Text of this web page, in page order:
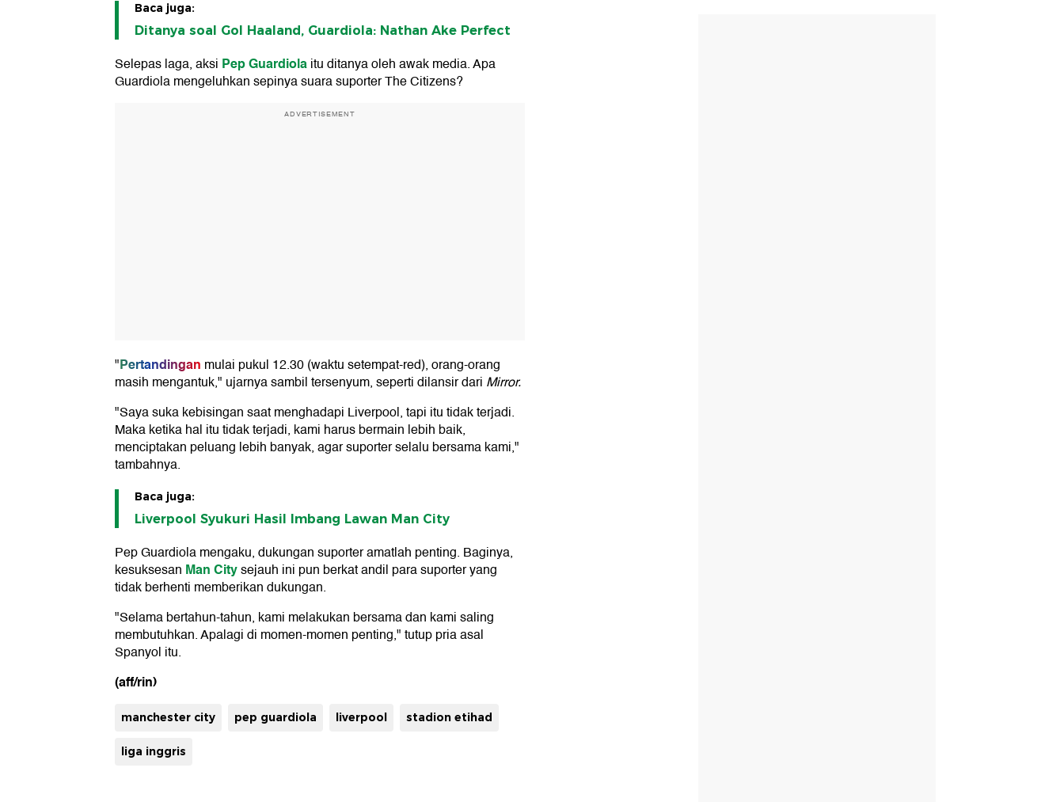
Baca juga:
Ditanya soal Gol Haaland, Guardiola: Nathan Ake Perfect
Selepas laga, aksi Pep Guardiolaitu ditanya oleh awak media. Apa
Guardiola mengeluhkan sepinya suara suporter The Citizens?
ADVERTISEMENT
"Pertandingan mulai pukul 12.30 (waktu setempat-red), orang-orang
masih mengantuk," ujarnya sambil tersenyum, seperti dilansir dari Mirror.
"Saya suka kebisingan saat menghadapi Liverpool, tapi itu tidak terjadi.
Maka ketika hal itu tidak terjadi, kami harus bermain lebih baik,
menciptakan peluang lebih banyak, agar suporter selalu bersama kami,"
tambahnya.
Baca juga:
Liverpool Syukuri Hasil Imbang Lawan Man City
Pep Guardiola mengaku, dukungan suporter amatlah penting. Baginya,
kesuksesan Man Citysejauh ini pun berkat andil para suporter yang
tidak berhenti memberikan dukungan.
"Selama bertahun-tahun, kami melakukan bersama dan kami saling
membutuhkan. Apalagi di momen-momen penting," tutup pria asal
Spanyol itu.
(aff/rin)
manchester city pep guardiola liverpool stadion etihad
liga inggris